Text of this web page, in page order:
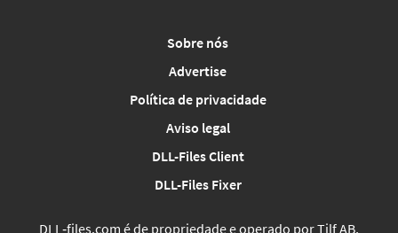
Sobre nós
Advertise
Política de privacidade
Aviso legal
DLL-Files Client
DLL-Files Fixer
DLL‑files.com é de propriedade e operado por Tilf AB,